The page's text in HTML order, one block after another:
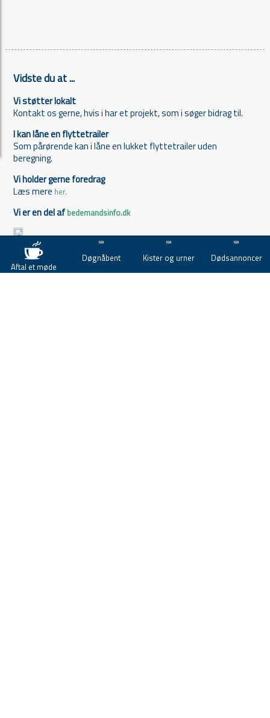
Vidste du at ...
Vi støtter lokalt
Kontakt os gerne, hvis i har et projekt, som i søger bidrag til.
I kan låne en flyttetrailer
Som pårørende kan i låne en lukket flyttetrailer uden
beregning.
Vi holder gerne foredrag
Læs mere her.
Vi er en del afbedemandsinfo.dk
Aftal et møde
Døgnåbent Kister og urner Dødsannoncer